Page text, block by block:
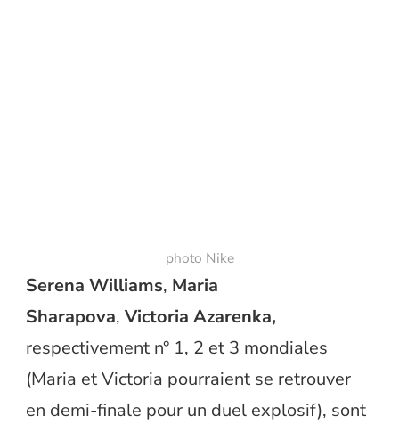
photo Nike
Serena Williams, Maria
Sharapova, Victoria Azarenka,
respectivement n° 1, 2 et 3 mondiales
(Maria et Victoria pourraient se retrouver
en demi-finale pour un duel explosif), sont